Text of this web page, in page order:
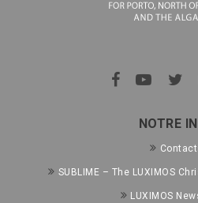
NOTRE
SUBLIME – The LUXIMOS
LUXIMOS